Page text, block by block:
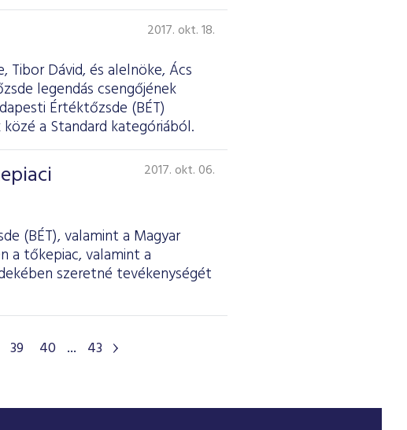
2017. okt. 18.
Dávid, és alelnöke, Ács
legendás csengőjének
Értéktőzsde (BÉT)
a Standard kategóriából.
2017. okt. 06.
(BÉT), valamint a Magyar
a tőkepiac, valamint a
szeretné tevékenységét
39 40 ... 43